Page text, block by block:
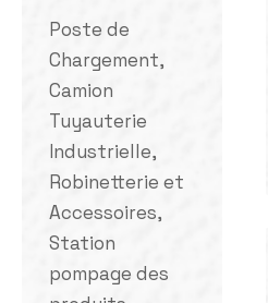
Poste de
Chargement,
Camion
Tuyauterie
Industrielle,
Robinetterie et
Accessoires,
Station
pompage des